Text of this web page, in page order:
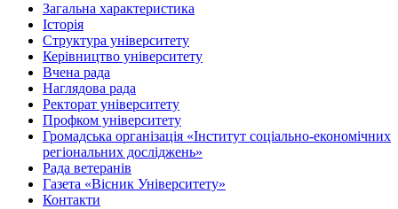
Загальна характеристика
Історія
Структура університету
Керівництво університету
Вчена рада
Наглядова рада
Ректорат університету
Профком університету
Громадська організація «Інститут соціально-економічних
регіональних досліджень»
Рада ветеранів
Газета «Вісник Університету»
Контакти